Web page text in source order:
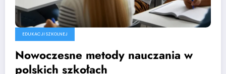
EDUKACJI SZKOLNEJ
Nowoczesne metody nauczania w
polskich szkołach